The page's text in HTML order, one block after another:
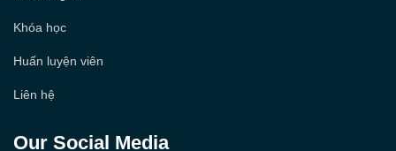
Khóa học
Huấn luyện viên
Liên hệ
Our Social Media